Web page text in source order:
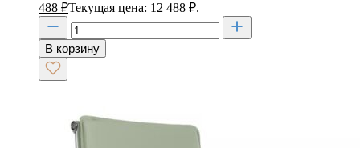
488 ₽Текущая цена: 12 488 ₽.
В корзину